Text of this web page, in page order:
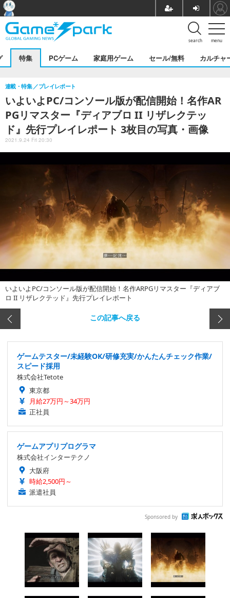
menu
search
特集 PCゲーム 家庭用ゲーム セール/無料 カルチャ
いよいよPC/コンソール版が配信開始！名作AR
PGリマスター『ディアブロ II リザレクテッ
ド』先行プレイレポート 3枚目の写真・画像
連載・特集 プレイレポート
2021.9.24 Fri 20:30
いよいよPC/コンソール版が配信開始！名作ARPGリマスター『ディアブ
ロ II リザレクテッド』先行プレイレポート
この記事へ戻る
ゲームテスター/未経験OK/研修充実/かんたんチェック作業/
スピード採用
株式会社Tetote
東京都
月給27万円～34万円
正社員
ゲームアプリプログラマ
株式会社インターテクノ
大阪府
時給2,500円～
派遣社員
Sponsored by